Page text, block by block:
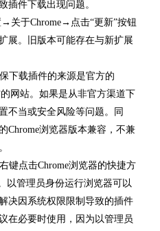
插件下载出现问题。
关于Chrome→点击“更新”按钮
。旧版本可能存在与新扩展
下载插件的来源是官方的
网站。如果是从非官方渠道下
不当或安全风险等问题。同
Chrome浏览器版本兼容，不兼
键点击Chrome浏览器的快捷方
以管理员身份运行浏览器可以
决因系统权限限制导致的插件
在必要时使用，因为以管理员